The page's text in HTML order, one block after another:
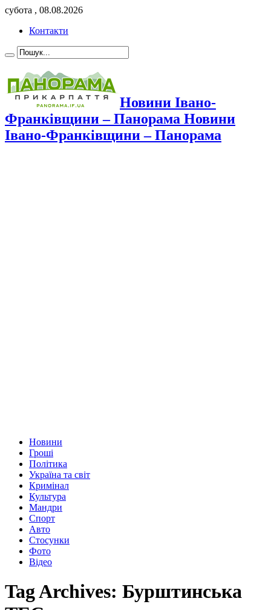
субота , 08.08.2026
Контакти
Новини Івано-
Франківщини – Панорама Новини
Івано-Франківщини – Панорама
Новини
Гроші
Політика
Україна та світ
Кримінал
Культура
Мандри
Спорт
Авто
Стосунки
Фото
Відео
Tag Archives: Бурштинська